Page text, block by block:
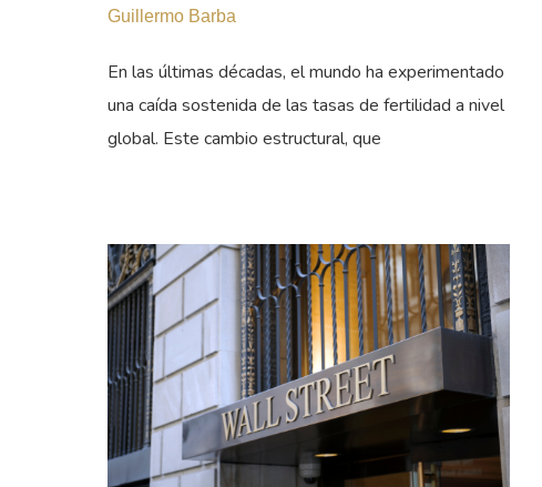
Guillermo Barba
En las últimas décadas, el mundo ha experimentado
una caída sostenida de las tasas de fertilidad a nivel
global. Este cambio estructural, que